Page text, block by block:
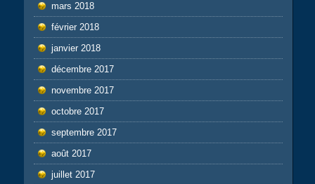
mars 2018
février 2018
janvier 2018
décembre 2017
novembre 2017
octobre 2017
septembre 2017
août 2017
juillet 2017